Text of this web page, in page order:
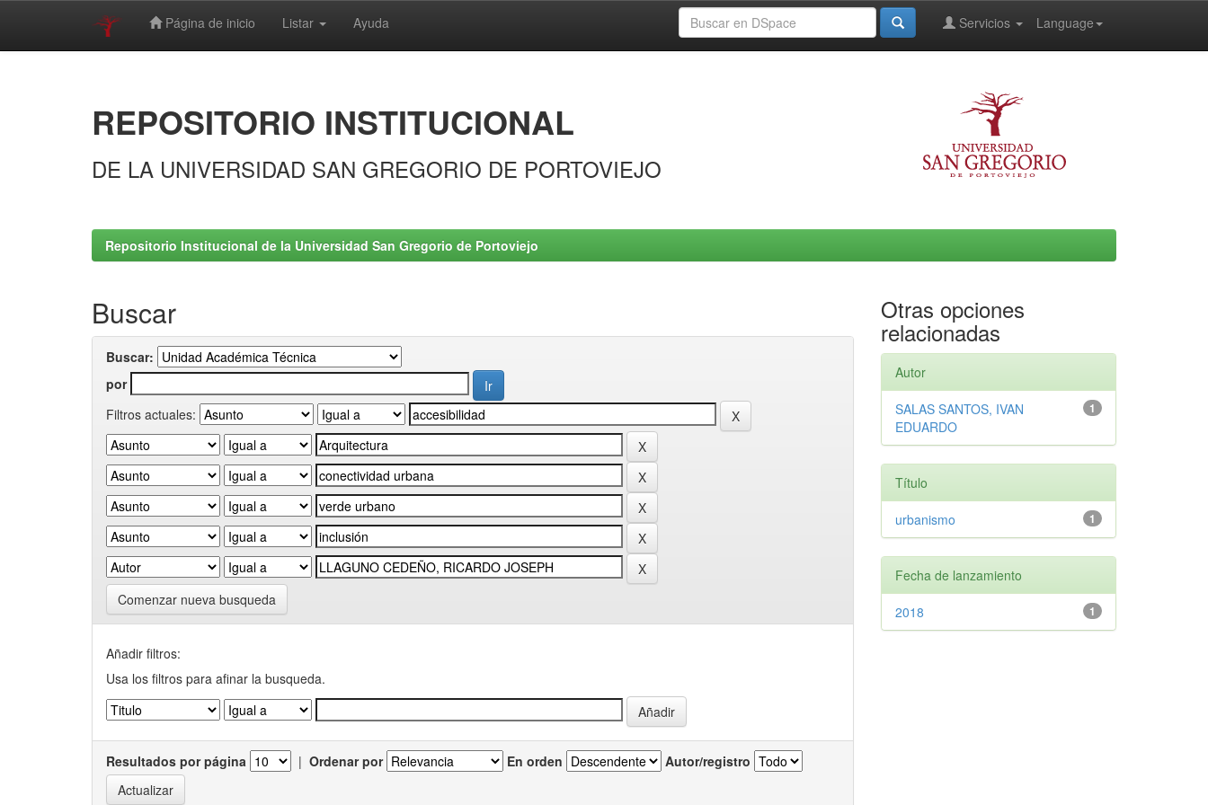
Página de inicio Listar Ayuda Language
Servicios
REPOSITORIO INSTITUCIONAL
DE LA UNIVERSIDAD SAN GREGORIO DE PORTOVIEJO
Repositorio Institucional de la Universidad San Gregorio de Portoviejo
Buscar
Buscar:
por
Filtros actuales:
Comenzar nueva busqueda
Añadir filtros:
Usa los filtros para afinar la busqueda.
Resultados por página | Ordenar por En orden Autor/registro
Otras opciones
relacionadas
Autor
1
SALAS SANTOS, IVAN
EDUARDO
Título
1
urbanismo
Fecha de lanzamiento
1
2018